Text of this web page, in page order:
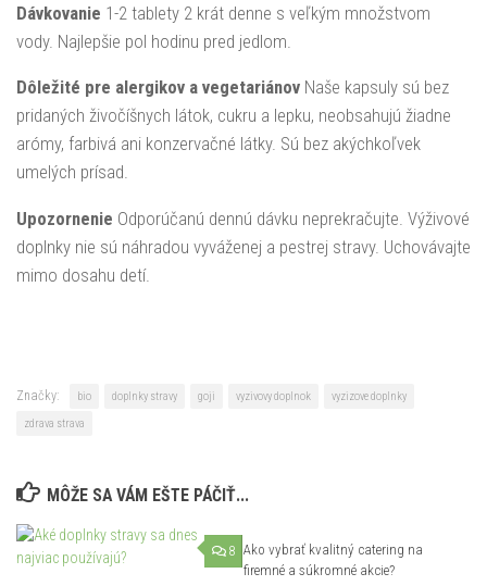
Dávkovanie 1-2 tablety 2 krát denne s veľkým množstvom
vody. Najlepšie pol hodinu pred jedlom.
Dôležité pre alergikov a vegetariánov Naše kapsuly sú bez
pridaných živočíšnych látok, cukru a lepku, neobsahujú žiadne
arómy, farbivá ani konzervačné látky. Sú bez akýchkoľvek
umelých prísad.
Upozornenie Odporúčanú dennú dávku neprekračujte. Výživové
doplnky nie sú náhradou vyváženej a pestrej stravy. Uchovávajte
mimo dosahu detí.
Značky: bio doplnky stravy goji vyzivovy doplnok
vyzizove doplnky
zdrava strava
MÔŽE SA VÁM EŠTE PÁČIŤ...
8 Ako vybrať kvalitný catering na
firemné a súkromné akcie?